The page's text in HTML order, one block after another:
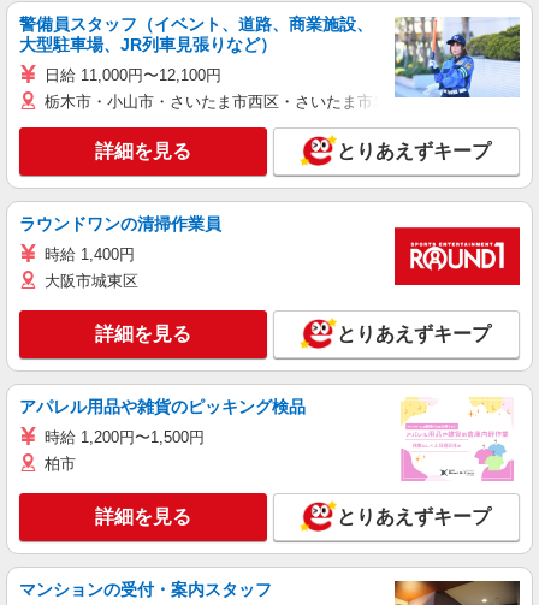
警備員スタッフ（イベント、道路、商業施設、
大型駐車場、JR列車見張りなど）
日給 11,000円〜12,100円
栃木市・小山市・さいたま市西区・さいたま市岩槻区・久喜市・蓮田
詳細を見る とりあえずキープ
ラウンドワンの清掃作業員
時給 1,400円
大阪市城東区
詳細を見る とりあえずキープ
アパレル用品や雑貨のピッキング検品
時給 1,200円〜1,500円
柏市
詳細を見る とりあえずキープ
マンションの受付・案内スタッフ